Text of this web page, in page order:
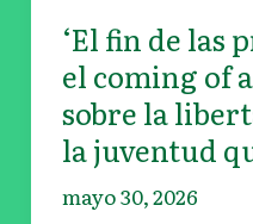
‘El fin de las
el coming of
sobre la
la juventud
mayo 30, 2026